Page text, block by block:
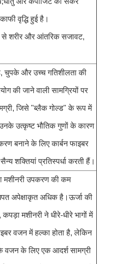
वृद्धि हुई है।
से शरीर और आंतरिक सजावट,
चुपके और उच्च गतिशीलता की
की जाने वाली सामग्रियों पर
जिसे "ब्लैक गोल्ड" के रूप में
उनके उत्कृष्ट भौतिक गुणों के कारण
बनाने के लिए कार्बन फाइबर
शक्तियां प्रतिस्पर्धा करती हैं।
मशीनरी उपकरण की कम
अपेक्षाकृत अधिक है।ऊर्जा की
मशीनरी ने धीरे-धीरे भागों में
वजन में हल्का होता है, लेकिन
वजन के लिए एक आदर्श सामग्री